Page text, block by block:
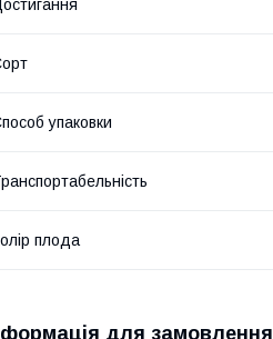
упаковки
плода
для замовлення